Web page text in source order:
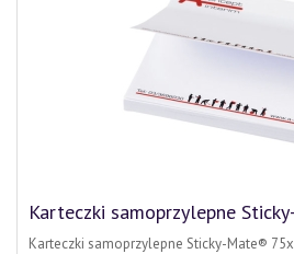
Karteczki samoprzylepne
Karteczki samoprzylepne Sticky-Mate®